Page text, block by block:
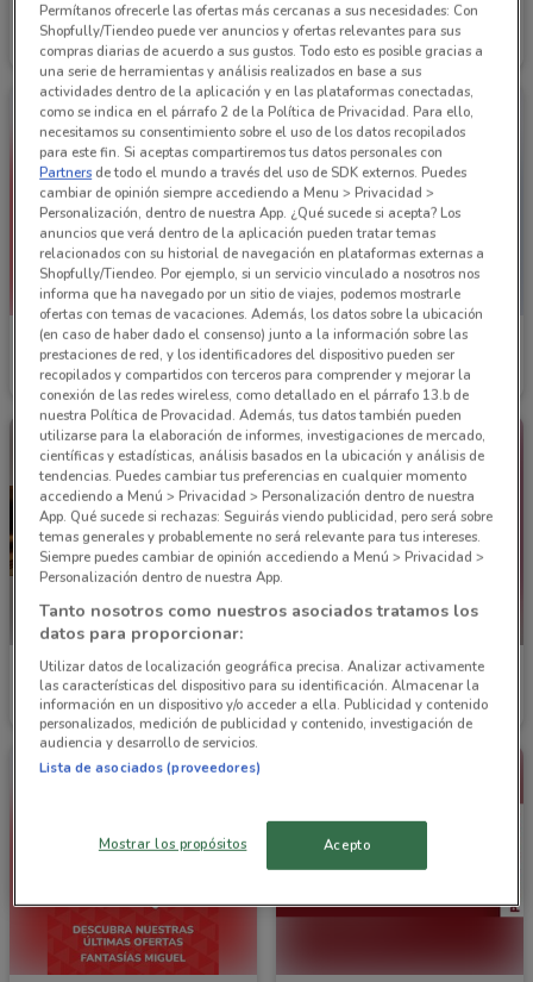
Sears
Caduca el 31/12 741 m
Sears
741 m
Sanborns
754 m
Almacenes Anfora
El Palacio de Hierro
2.1 km
El Palacio de Hierro
Inicio 10/11 2.1 km
Permítanos ofrecerle las ofertas más cercanas a sus necesidades: Con
Shopfully/Tiendeo puede ver anuncios y ofertas relevantes para sus
compras diarias de acuerdo a sus gustos. Todo esto es posible gracias a
una serie de herramientas y análisis realizados en base a sus
actividades dentro de la aplicación y en las plataformas conectadas,
como se indica en el párrafo 2 de la Política de Privacidad. Para ello,
necesitamos su consentimiento sobre el uso de los datos recopilados
para este fin. Si aceptas compartiremos tus datos personales con
Partners de todo el mundo a través del uso de SDK externos. Puedes
cambiar de opinión siempre accediendo a Menu > Privacidad >
Personalización, dentro de nuestra App. ¿Qué sucede si acepta? Los
anuncios que verá dentro de la aplicación pueden tratar temas
relacionados con su historial de navegación en plataformas externas a
Shopfully/Tiendeo. Por ejemplo, si un servicio vinculado a nosotros nos
informa que ha navegado por un sitio de viajes, podemos mostrarle
ofertas con temas de vacaciones. Además, los datos sobre la ubicación
(en caso de haber dado el consenso) junto a la información sobre las
prestaciones de red, y los identificadores del dispositivo pueden ser
recopilados y compartidos con terceros para comprender y mejorar la
conexión de las redes wireless, como detallado en el párrafo 13.b de
nuestra Política de Provacidad. Además, tus datos también pueden
utilizarse para la elaboración de informes, investigaciones de mercado,
científicas y estadísticas, análisis basados en la ubicación y análisis de
tendencias. Puedes cambiar tus preferencias en cualquier momento
accediendo a Menú > Privacidad > Personalización dentro de nuestra
App. Qué sucede si rechazas: Seguirás viendo publicidad, pero será sobre
temas generales y probablemente no será relevante para tus intereses.
Siempre puedes cambiar de opinión accediendo a Menú > Privacidad >
Personalización dentro de nuestra App.
Tanto nosotros como nuestros asociados tratamos los
datos para proporcionar:
Utilizar datos de localización geográfica precisa. Analizar activamente
las características del dispositivo para su identificación. Almacenar la
información en un dispositivo y/o acceder a ella. Publicidad y contenido
personalizados, medición de publicidad y contenido, investigación de
audiencia y desarrollo de servicios.
Lista de asociados (proveedores)
Mostrar los propósitos Acepto